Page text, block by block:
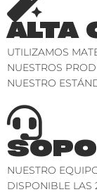
ALTA
UTILIZAMOS
NUESTROS
NUESTRO
NUESTRO
DISPONIBLE LAS